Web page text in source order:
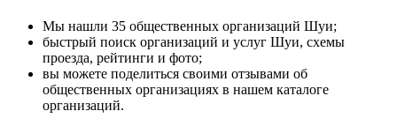
Мы нашли 35 общественных организаций Шуи;
быстрый поиск организаций и услуг Шуи, схемы
проезда, рейтинги и фото;
вы можете поделиться своими отзывами об
общественных организациях в нашем каталоге
организаций.